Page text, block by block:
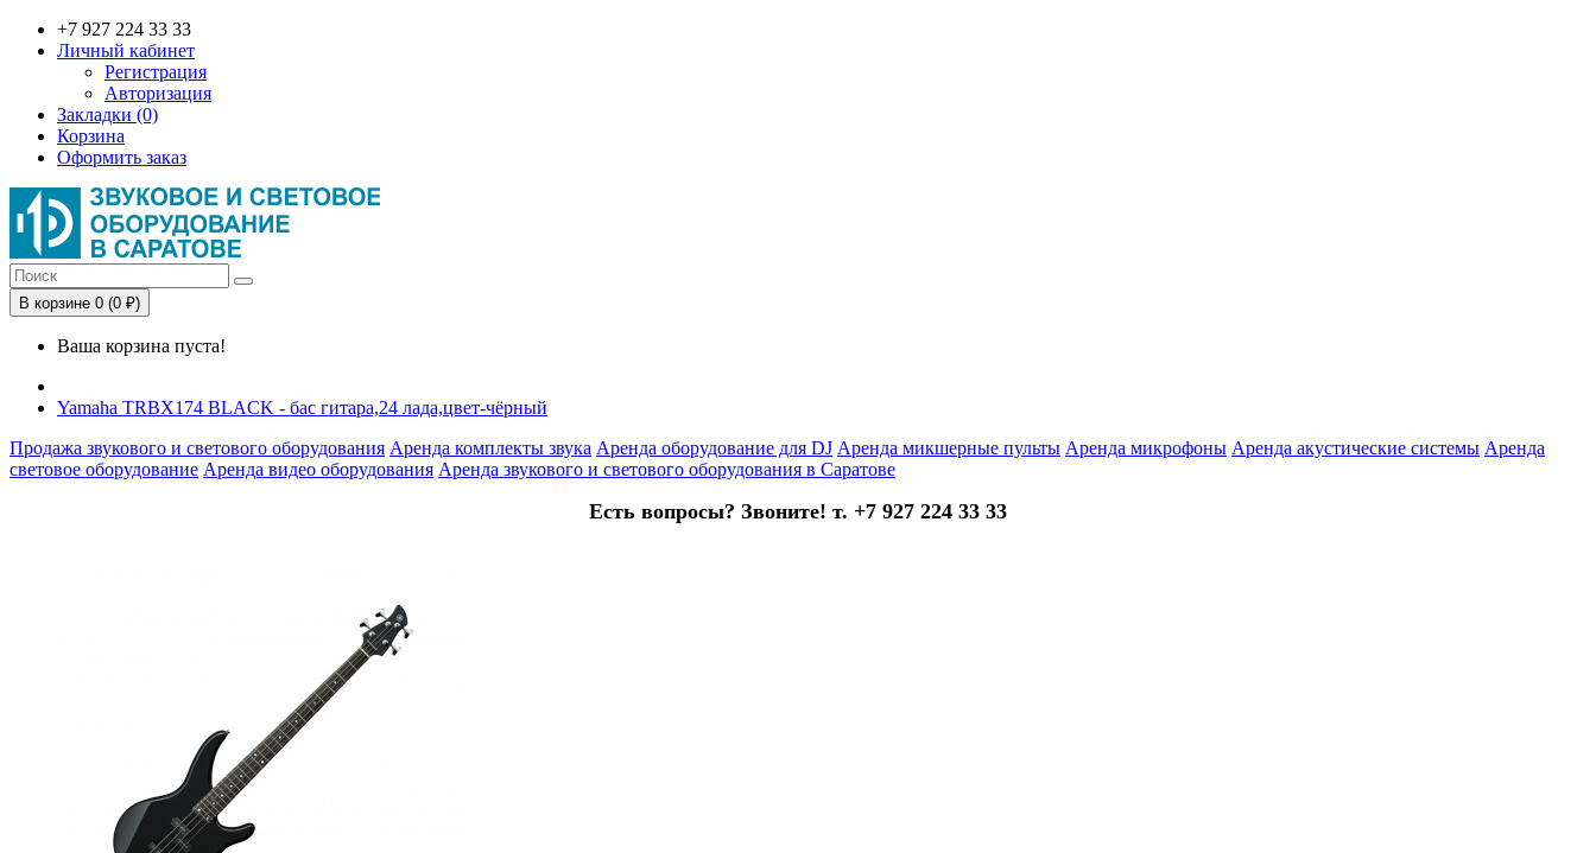
+7 927 224 33 33
Личный кабинет
Регистрация
Авторизация
Закладки (0)
Корзина
Оформить заказ
В корзине 0 (0 ₽)
Ваша корзина пуста!
Yamaha TRBX174 BLACK - бас гитара,24 лада,цвет-чёрный
Продажа звукового и светового оборудования Аренда комплекты звука Аренда оборудование для DJ Аренда микшерные пульты Аренда микрофоны Аренда акустические системы Аренда
световое оборудование Аренда видео оборудования Аренда звукового и светового оборудования в Саратове
Есть вопросы? Звоните! т. +7 927 224 33 33